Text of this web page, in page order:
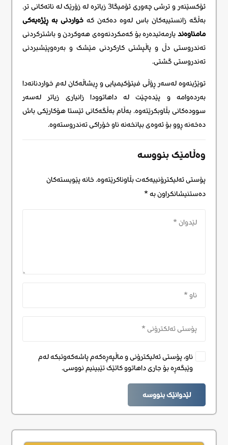
ئۆکسێنەر و ترشی چەوری ئۆمیگا3 زیاترە لە زۆرێک لە ناتەکانی تر.
بەڵگە زانستییەکان باس لەوە دەکەن کە خواردنی بە ڕێژەیەکی
مامناوەندیارمەتیدەرە بۆ کەمکردنەوەی هەوکردن و باشترکردنی
تەندروستی دڵ و پاڵپشتی کارکردنی مێشک و بەرەوپێشبردنی
تەندروستی گشتی.
توێژینەوە لەسەر ڕۆڵی فیتۆکیمیایی و ڕیشاڵەکان لەم خواردنانەدا
بەردەوامە و پێدەچێت لە داهاتوودا زانیاری زیاتر لەسەر
سوودەکانی بڵاوبکرێتەوە. بەڵام بەڵگەکانی ئێستا هۆکارێکی باش
دەخەنە ڕوو بۆ ئەوەی بیانخەنە ناو خۆراکی تەندروستەوە.
وەڵامێک بنووسە
پۆستی ئەلیکترۆنییەکەت بڵاوناکرێتەوە.خانە پێویستەکان
دەستنیشانکراون بە*
ناو، پۆستی ئەلیکترۆنی و ماڵپەڕەکەم پاشەکەوتبکە لەم
وێبگەڕە بۆ جاری داهاتوو کاتێک تێبینیم نووسی.
لێدوانێک بنووسە